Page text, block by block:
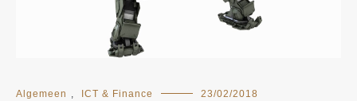
Algemeen , ICT & Finance 23/02/2018